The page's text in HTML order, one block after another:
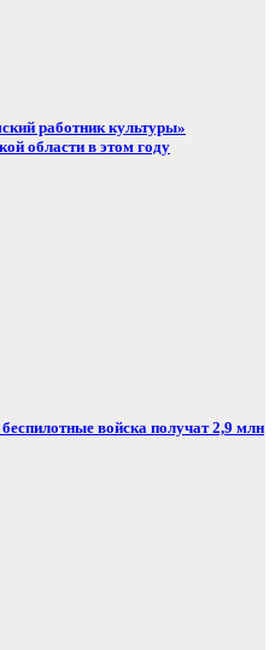
работник культуры»
области в этом году
войска получат 2,9 млн